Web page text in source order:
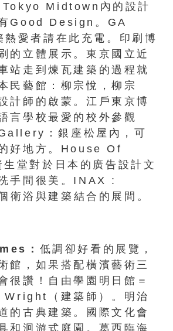
Midtown內的設計
Good Design。GA
愛者請在此充電。印刷博
的立體展示。東京國立近
站走到煉瓦建築的過程就
民藝館：柳宗悅，柳宗
計師的啟蒙。江戶東京博
言學校最愛的校外參觀
：銀座松屋內，可
好地方。House Of
堂對於日本的廣告設計文
手間很美。INAX :
衛浴與建築結合的展間。
： 低調卻好看的展覽，
館，如果搭配橫濱藝術三
很讚！自由學園明日館＝
（建築師）。明治
的古典建築。國際文化會
和洄游式庭園。葛西臨海